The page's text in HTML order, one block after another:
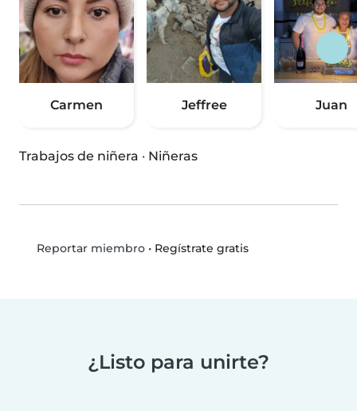
Carmen Jeffree Juan
Trabajos de niñera · Niñeras
Reportar miembro• Regístrate gratis
¿Listo para unirte?